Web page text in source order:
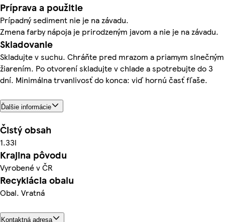
Príprava a použitie
Prípadný sediment nie je na závadu.
Zmena farby nápoja je prirodzeným javom a nie je na závadu.
Skladovanie
Skladujte v suchu. Chráňte pred mrazom a priamym slnečným
žiarením. Po otvorení skladujte v chlade a spotrebujte do 3
dní. Minimálna trvanlivosť do konca: viď hornú časť fľaše.
Ďalšie informácie
Čistý obsah
1.33l
Krajina pôvodu
Vyrobené v ČR
Recyklácia obalu
Obal. Vratná
Kontaktná adresa